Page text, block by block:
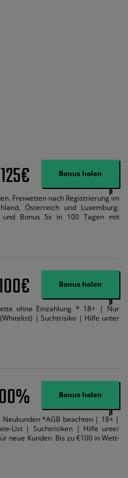
125€ Bonus holen
Freiwetten nach Registrierung im
Österreich und Luxemburg.
und Bonus 5x in 100 Tagen mit
AGB gelten. Lizenziert; Hilfe bei
Bonus holen
ohne Einzahlung * 18+ | Nur
| Suchtrisiko | Hilfe unter
Bonus holen
*AGB beachten | 18+ |
List | Suchtrisiken | Hilfe unter
neue Kunden. Bis zu €100 in Wett-
qualifizierende Einzahlung in
im gleichen Wert platzieren